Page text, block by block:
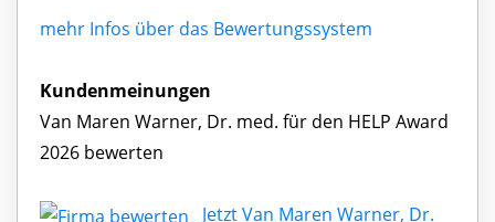
mehr Infos über das Bewertungssystem
Kundenmeinungen
Van Maren Warner, Dr. med. für den HELP Award
2026 bewerten
Jetzt Van Maren Warner, Dr.